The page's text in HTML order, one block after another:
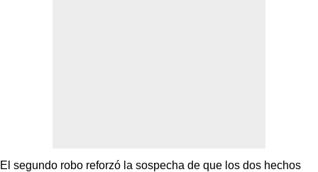
El segundo robo reforzó la sospecha de que los dos hechos